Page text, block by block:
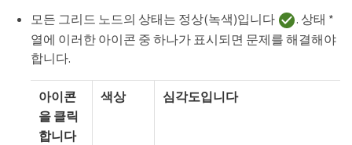
모든 그리드 노드의 상태는 정상(녹색)입니다
. 상태 *
열에 이러한 아이콘 중 하나가 표시되면 문제를 해결해야
합니다.
아이콘
을 클릭
합니다
색상 심각도입니다